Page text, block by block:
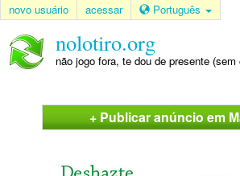
novo usuário acessar Português
nolotiro.org
não jogo fora, te dou de presente
+ Publicar anúncio em